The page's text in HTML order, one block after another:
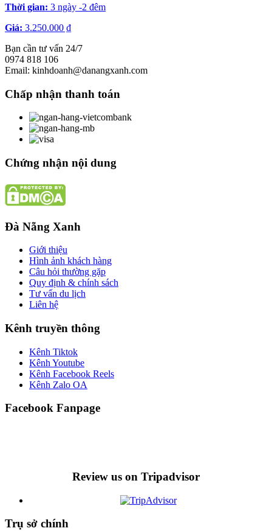
Thời gian: 3 ngày -2 đêm
Giá: 3.250.000 ₫
Bạn cần tư vấn 24/7
0974 818 106
Email: kinhdoanh@danangxanh.com
Chấp nhận thanh toán
Chứng nhận nội dung
Đà Nẵng Xanh
Giới thiệu
Hình ảnh khách hàng
Câu hỏi thường gặp
Quy định & chính sách
Tư vấn du lịch
Liên hệ
Kênh truyền thông
Kênh Tiktok
Kênh Youtube
Kênh Facebook Reels
Kênh Zalo OA
Facebook Fanpage
Review us on Tripadvisor
Trụ sở chính